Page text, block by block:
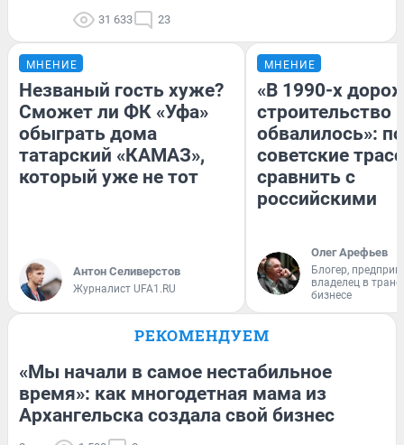
31 633 23
МНЕНИЕ
Незваный гость хуже?
Сможет ли ФК «Уфа»
обыграть дома
татарский «КАМАЗ»,
который уже не тот
Антон Селиверстов
Журналист UFA1.RU
МНЕНИЕ
«В 1990-х
строительство
обвалилось»:
советские
сравнить с
российскими
Олег Арефьев
Блогер,
владелец в
бизнесе
РЕКОМЕНДУЕМ
«Мы начали в самое нестабильное
время»: как многодетная мама из
Архангельска создала свой бизнес